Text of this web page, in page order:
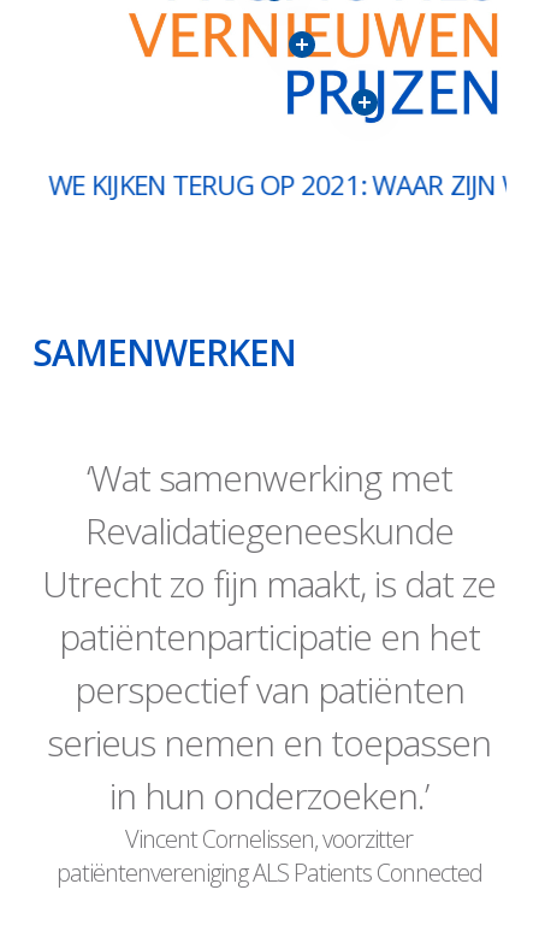
TERUG OP 2021: WAAR ZIJN WIJ
SAMENWERKEN
‘Wat samenwerking met
Revalidatiegeneeskunde
Utrecht zo fijn maakt, is dat ze
patiëntenparticipatie en het
perspectief van patiënten
serieus nemen en toepassen
in hun onderzoeken.’
Vincent Cornelissen, voorzitter
patiëntenvereniging ALS Patients Connected